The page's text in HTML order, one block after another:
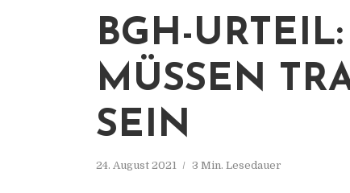
BGH-
MÜSSEN
SEIN
24. August 2021 3 Min. Lesedauer